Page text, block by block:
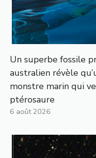
Un superbe fossile
australien révèle
monstre marin qui
ptérosaure
6 août 2026